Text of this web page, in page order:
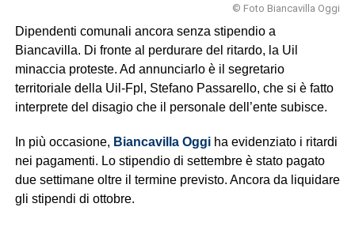
© Foto Biancavilla Oggi
Dipendenti comunali ancora senza stipendio a
Biancavilla. Di fronte al perdurare del ritardo, la Uil
minaccia proteste. Ad annunciarlo è il segretario
territoriale della Uil-Fpl, Stefano Passarello, che si è fatto
interprete del disagio che il personale dell’ente subisce.
In più occasione, Biancavilla Oggiha evidenziato i ritardi
nei pagamenti. Lo stipendio di settembre è stato pagato
due settimane oltre il termine previsto. Ancora da liquidare
gli stipendi di ottobre.